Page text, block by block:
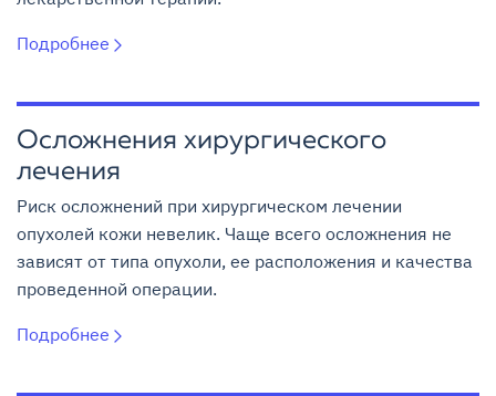
Подробнее
Осложнения хирургического
лечения
Риск осложнений при хирургическом лечении
опухолей кожи невелик. Чаще всего осложнения не
зависят от типа опухоли, ее расположения и качества
проведенной операции.
Подробнее